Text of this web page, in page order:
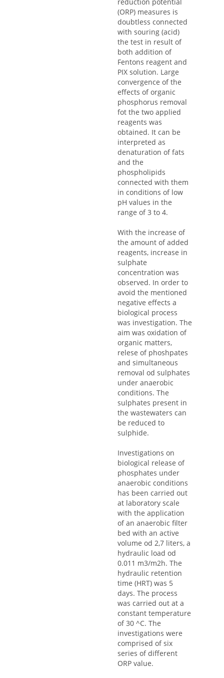
reduction potential
(ORP) measures is
doubtless connected
with souring (acid)
the test in result of
both addition of
Fentons reagent and
PIX solution. Large
convergence of the
effects of organic
phosphorus removal
fot the two applied
reagents was
obtained. It can be
interpreted as
denaturation of fats
and the
phospholipids
connected with them
in conditions of low
pH values in the
range of 3 to 4.
With the increase of
the amount of added
reagents, increase in
sulphate
concentration was
observed. In order to
avoid the mentioned
negative effects a
biological process
was investigation. The
aim was oxidation of
organic matters,
relese of phoshpates
and simultaneous
removal od sulphates
under anaerobic
conditions. The
sulphates present in
the wastewaters can
be reduced to
sulphide.
Investigations on
biological release of
phosphates under
anaerobic conditions
has been carried out
at laboratory scale
with the application
of an anaerobic filter
bed with an active
volume od 2,7 liters, a
hydraulic load od
0.011 m3/m2h. The
hydraulic retention
time (HRT) was 5
days. The process
was carried out at a
constant temperature
of 30 ^C. The
investigations were
comprised of six
series of different
ORP value.